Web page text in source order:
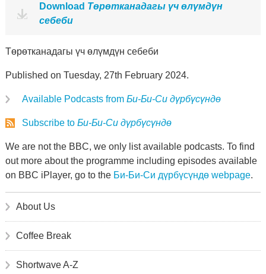
Download Төрөтканадагы үч өлүмдүн
себеби
Төрөтканадагы үч өлүмдүн себеби
Published on Tuesday, 27th February 2024.
Available Podcasts from Би-Би-Си дүрбүсүндө
Subscribe to Би-Би-Си дүрбүсүндө
We are not the BBC, we only list available podcasts. To find
out more about the programme including episodes available
on BBC iPlayer, go to the Би-Би-Си дүрбүсүндө webpage.
About Us
Coffee Break
Shortwave A-Z